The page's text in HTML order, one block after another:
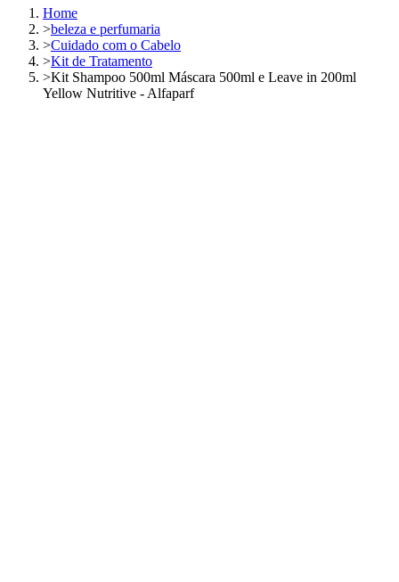
Home
>beleza e perfumaria
>Cuidado com o Cabelo
>Kit de Tratamento
>Kit Shampoo 500ml Máscara 500ml e Leave in 200ml
Yellow Nutritive - Alfaparf